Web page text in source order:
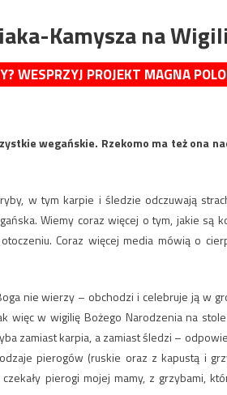
Kamysza na
WESPRZYJ PROJEKT MAGNA
wegańskie. Rzekomo ma też ona
w tym karpie i śledzie odczuwają
Wiemy coraz więcej o tym, jakie są
Coraz więcej media mówią o
nie wierzy – obchodzi i celebruje ją w
więc w wigilię Bożego Narodzenia na
zamiast karpia, a zamiast śledzi –
pierogów (ruskie oraz z kapustą i
pierogi mojej mamy, z grzybami,